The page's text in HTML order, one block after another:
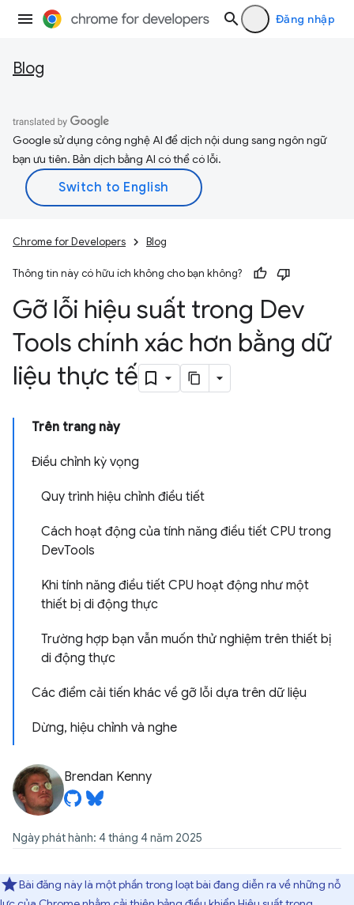
Đăng nhập
Blog
Google sử dụng công nghệ AI để dịch nội dung sang ngôn ngữ
bạn ưu tiên. Bản dịch bằng AI có thể có lỗi.
Chrome for Developers Blog
Thông tin này có hữu ích không cho bạn không?
Gỡ lỗi hiệu suất trong Dev
Tools chính xác hơn bằng dữ
liệu thực tế
Trên trang này
Điều chỉnh kỳ vọng
Quy trình hiệu chỉnh điều tiết
Cách hoạt động của tính năng điều tiết CPU trong
DevTools
Khi tính năng điều tiết CPU hoạt động như một
thiết bị di động thực
Trường hợp bạn vẫn muốn thử nghiệm trên thiết bị
di động thực
Các điểm cải tiến khác về gỡ lỗi dựa trên dữ liệu
Dừng, hiệu chỉnh và nghe
Brendan Kenny
Ngày phát hành: 4 tháng 4 năm 2025
Bài đăng này là một phần trong loạt bài đang diễn ra về những nỗ